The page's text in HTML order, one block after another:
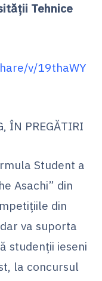
Tehnice
v/19thaWY
ÎN PREGĂTIRI
Student a
Asachi” din
din
va suporta
studenţii ieseni
la concursul